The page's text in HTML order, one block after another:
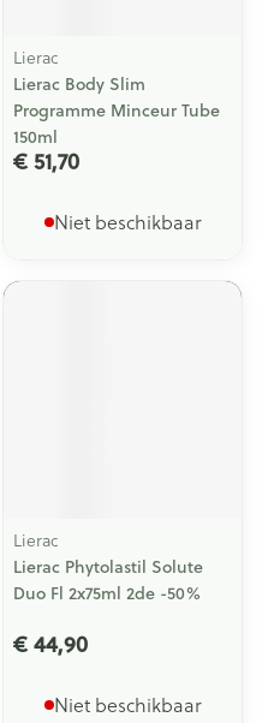
Lierac
Lierac Body Slim
Programme Minceur Tube
150ml
€ 51,70
Niet beschikbaar
Lierac
Lierac Phytolastil Solute
Duo Fl 2x75ml 2de -50%
€ 44,90
Niet beschikbaar